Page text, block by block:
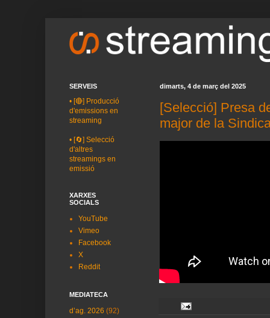
dimarts, 4 de març del 2025
[Selecció] Presa
major de la
SERVEIS
• [🔴] Producció
d'emissions en
streaming
• [🔄] Selecció
d'altres
streamings en
emissió
XARXES
SOCIALS
YouTube
Vimeo
Facebook
X
Reddit
MEDIATECA
d’ag. 2026 (92)